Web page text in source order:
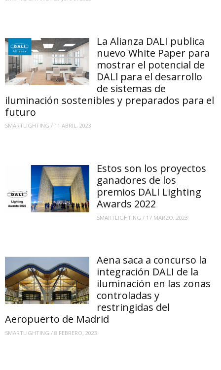
La Alianza DALI publica
nuevo White Paper para
mostrar el potencial de
DALl para el desarrollo
de sistemas de
iluminación sostenibles y preparados para el
futuro
SMARTLIGHTING / 11 ABRIL, 2023
Estos son los proyectos
ganadores de los
premios DALI Lighting
Awards 2022
SMARTLIGHTING / 17 MARZO, 2023
Aena saca a concurso la
integración DALI de la
iluminación en las zonas
controladas y
restringidas del
Aeropuerto de Madrid
SMARTLIGHTING / 8 FEBRERO, 2023